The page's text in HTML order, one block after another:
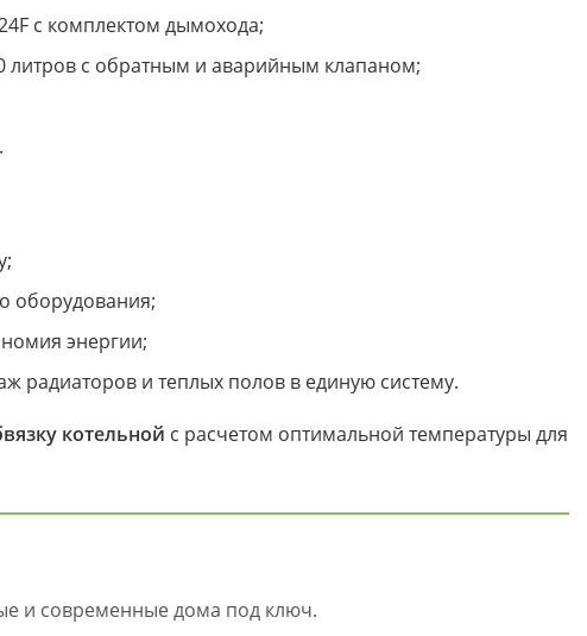
с комплектом дымохода;
литров с обратным и аварийным клапаном;
оборудования;
энергии;
радиаторов и теплых полов в единую систему.
котельной с расчетом оптимальной температуры для
и современные дома под ключ.